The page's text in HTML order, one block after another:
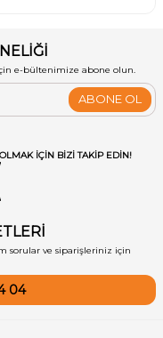
e-bültenimize abone olun.
ABONE OL
IÇIN BIZI TAKIP EDIN!
sorular ve siparişleriniz için
04